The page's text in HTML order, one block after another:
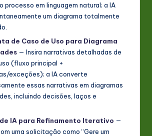
processo em linguagem natural; a IA
um diagrama totalmente
de Caso de Uso para Diagrama
— Insira narrativas detalhadas de
(fluxo principal +
exceções); a IA converte
essas narrativas em diagramas
incluindo decisões, laços e
IA para Refinamento Iterativo —
uma solicitação como “Gere um